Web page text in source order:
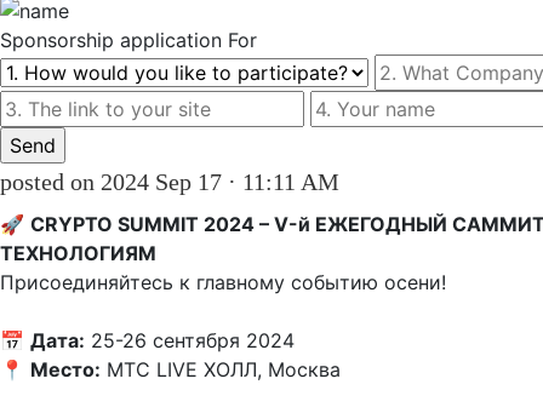
Sponsorship application For
posted on 2024 Sep 17 · 11:11 AM
🚀 CRYPTO SUMMIT 2024 – V-й ЕЖЕГОДНЫЙ
ТЕХНОЛОГИЯМ
Присоединяйтесь к главному событию осени!
📅 Дата: 25-26 сентября 2024
📍 Место: МТС LIVE ХОЛЛ, Москва